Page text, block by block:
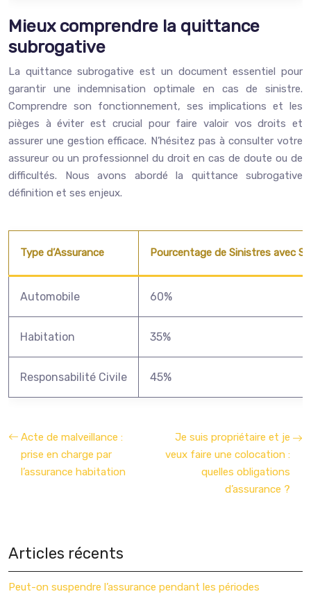
Mieux comprendre la quittance
subrogative
La quittance subrogative est un document essentiel pour
garantir une indemnisation optimale en cas de sinistre.
Comprendre son fonctionnement, ses implications et les
pièges à éviter est crucial pour faire valoir vos droits et
assurer une gestion efficace. N’hésitez pas à consulter votre
assureur ou un professionnel du droit en cas de doute ou de
difficultés. Nous avons abordé la quittance subrogative
définition et ses enjeux.
Type d’Assurance Pourcentage de Sinistres avec
Automobile 60%
Habitation 35%
Responsabilité Civile 45%
Acte de malveillance :
prise en charge par
l’assurance habitation
Je suis propriétaire et je
veux faire une colocation :
quelles obligations
d’assurance ?
Articles récents
Peut-on suspendre l’assurance pendant les périodes